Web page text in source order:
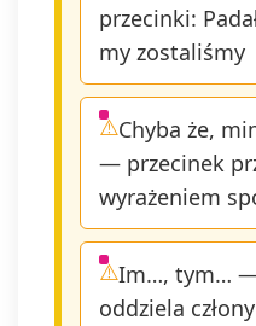
przecinki:
my zostaliśmy
Chyba że,
— przecinek
wyrażeniem
Im…, tym…
oddziela